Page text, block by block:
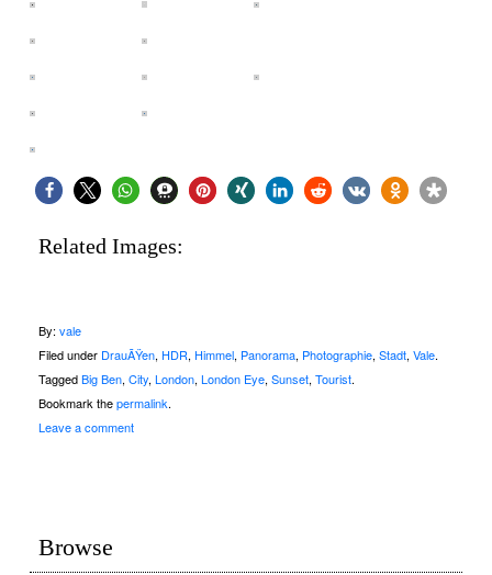
Related Images:
By: vale
Filed under DrauÃŸen, HDR, Himmel, Panorama, Photographie, Stadt, Vale.
TaggedBig Ben, City, London, London Eye, Sunset, Tourist.
Bookmark thepermalink.
Leave a comment
Browse